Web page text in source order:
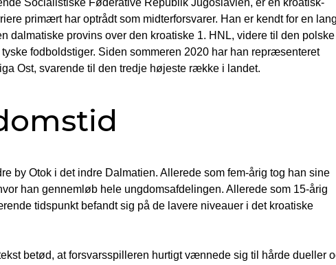
Socialistiske Føderative Republik Jugoslavien, er en kroatisk-
primært har optrådt som midterforsvarer. Han er kendt for en
dalmatiske provins over den kroatiske 1. HNL, videre til den polske
fodboldstiger. Siden sommeren 2020 har han repræsenteret
Ost, svarende til den tredje højeste række i landet.
by Otok i det indre Dalmatien. Allerede som fem-årig tog han sine
han gennemløb hele ungdomsafdelingen. Allerede som 15-årig
tidspunkt befandt sig på de lavere niveauer i det kroatiske
betød, at forsvarsspilleren hurtigt vænnede sig til hårde dueller